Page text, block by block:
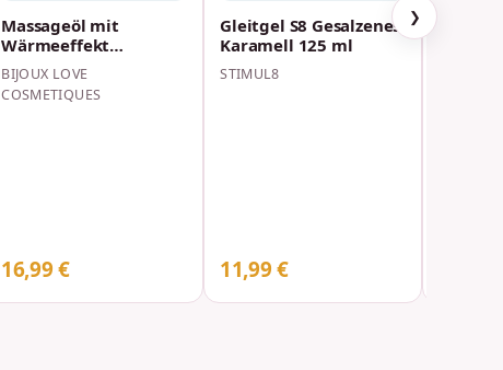
Massageöl mit
Wärmeeffekt
Karamell-Aroma 100
ml
BIJOUX LOVE
COSMETIQUES
16,99 €
Gleitgel S8 Gesalzenes
Karamell 125 ml
STIMUL8
11,99 €
❯